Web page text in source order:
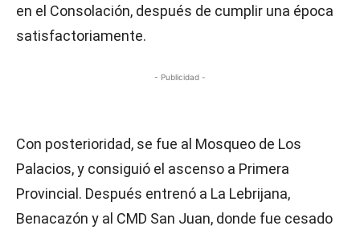
en el Consolación, después de cumplir una época
satisfactoriamente.
- Publicidad -
Con posterioridad, se fue al Mosqueo de Los
Palacios, y consiguió el ascenso a Primera
Provincial. Después entrenó a La Lebrijana,
Benacazón y al CMD San Juan, donde fue cesado